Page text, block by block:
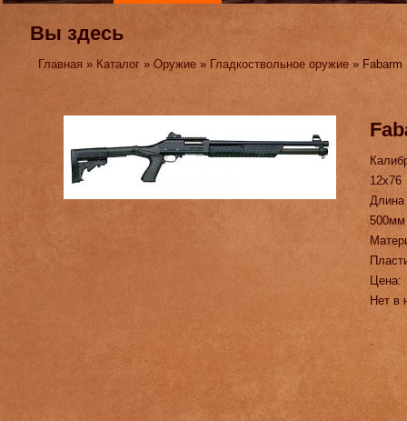
Вы здесь
Главная » Каталог »Оружие » Гладкоствольное оружие » Fabarm
12х76
500мм
Цена:
Нет в
.